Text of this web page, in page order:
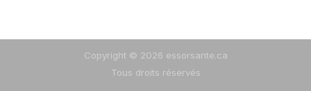
Copyright © 2026 essorsante.ca
Tous droits réservés